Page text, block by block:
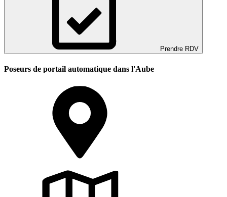
Prendre RDV
Poseurs de portail automatique dans l'Aube